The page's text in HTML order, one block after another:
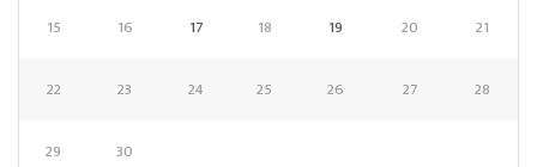
15 16 17 18 19 20 21
22 23 24 25 26 27 28
29 30